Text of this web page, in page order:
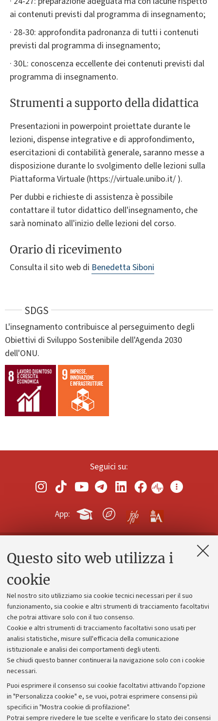
Questo sito web utilizza i
cookie
Nel nostro sito utilizziamo sia cookie tecnici necessari per il suo
funzionamento, sia cookie e altri strumenti di tracciamento facoltativi
che potrai attivare solo con il tuo consenso.
Cookie e altri strumenti di tracciamento facoltativi sono usati per
analisi statistiche, misure sull'efficacia della comunicazione
istituzionale e analisi dei comportamenti degli utenti.
Se chiudi questo banner continuerai la navigazione solo con i cookie
necessari.
Puoi esprimere il consenso sui cookie facoltativi attivando l'opzione
in "Personalizza cookie" e, se vuoi, potrai esprimere consensi più
specifici in "Mostra cookie di profilazione".
Potrai sempre rivedere le tue scelte e verificare lo stato dei consensi
ai contenuti previsti dal programma di insegnamento;
· 28-30: approfondita padronanza di tutti i contenuti
previsti dal programma di insegnamento;
· 30L: conoscenza eccellente dei contenuti previsti dal
programma di insegnamento.
Strumenti a supporto della didattica
Presentazioni in powerpoint proiettate durante le
lezioni, dispense integrative e di approfondimento,
esercitazioni di contabilità generale, saranno messe a
disposizione durante lo svolgimento delle lezioni sulla
Piattaforma Virtuale (https://virtuale.unibo.it/ ).
Per dubbi e richieste di assistenza è possibile
contattare il tutor didattico dell'insegnamento, che
sarà nominato all'inizio delle lezioni del corso.
Orario di ricevimento
Consulta il sito web di Benedetta Siboni
SDGS
L'insegnamento contribuisce al perseguimento degli
Obiettivi di Sviluppo Sostenibile dell'Agenda 2030
dell'ONU.
Seguici su:
App:
Contatti e PEC
Alumni community
Piano strategico
Bilanci
Donazioni e 5x1000
Bandi, gare e concorsi
Albo online
Amministrazione trasparente